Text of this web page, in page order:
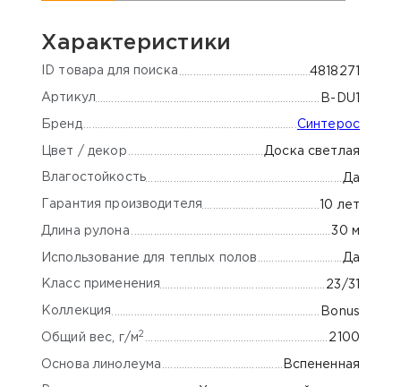
Характеристики
ID товара для поиска 4818271
Артикул B-DU1
Бренд Синтерос
Цвет / декор Доска светлая
Влагостойкость Да
Гарантия производителя 10 лет
Длина рулона 30 м
Использование для теплых полов Да
Класс применения 23/31
Коллекция Bonus
Общий вес, г/м2 2100
Основа линолеума Вспененная